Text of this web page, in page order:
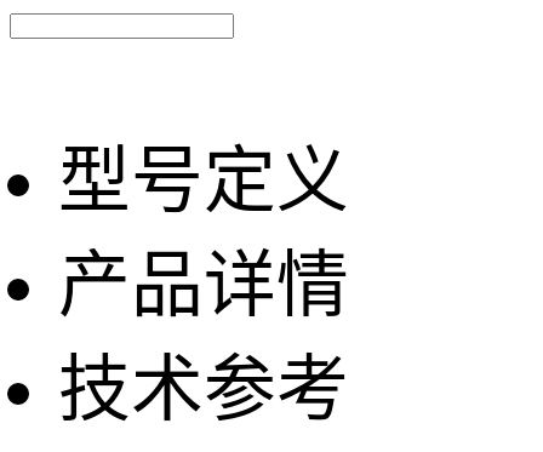
型号定义
产品详情
技术参考